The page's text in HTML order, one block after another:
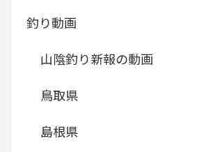
釣り動画
山陰釣り新報の動画
鳥取県
島根県